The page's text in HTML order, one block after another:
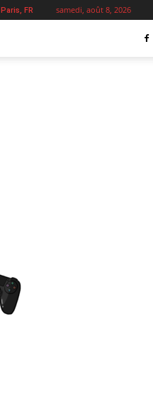
Paris, FR samedi, août 8, 2026